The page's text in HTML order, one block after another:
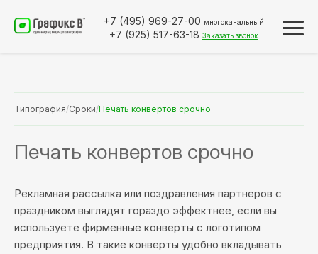
+7 (495) 969-27-00 многоканальный
+7 (925) 517-63-18 Заказать звонок
Типография/Сроки/Печать конвертов срочно
Печать конвертов срочно
Рекламная рассылка или поздравления партнеров с
праздником выглядят гораздо эффектнее, если вы
используете фирменные конверты с логотипом
предприятия. В такие конверты удобно вкладывать